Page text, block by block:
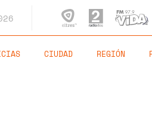
CIUDAD REGIÓN